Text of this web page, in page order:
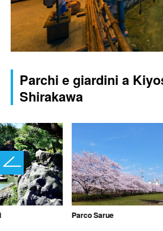
Parchi e giardini a
Shirakawa
Parco Sarue